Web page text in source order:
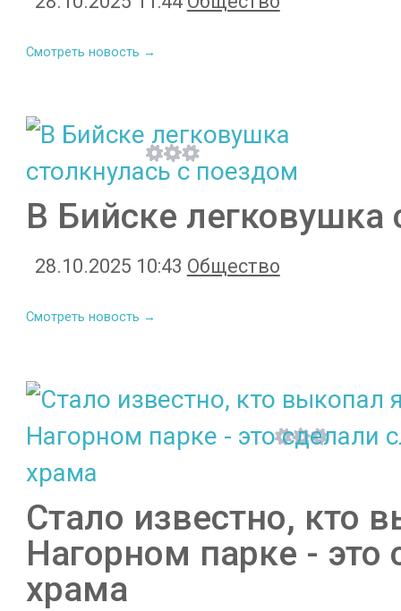
Смотреть новость →
В Бийске легковушка
28.10.2025 10:43 Общество
Смотреть новость →
Стало известно, кто
Нагорном парке - это
храма